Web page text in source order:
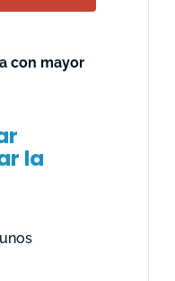
con mayor
la